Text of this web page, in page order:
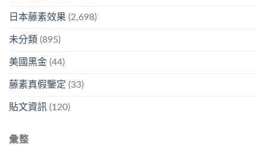
日本藤素效果 (2,698)
未分類 (895)
美國黑金 (44)
藤素真假鑒定 (33)
貼文資訊 (120)
彙整